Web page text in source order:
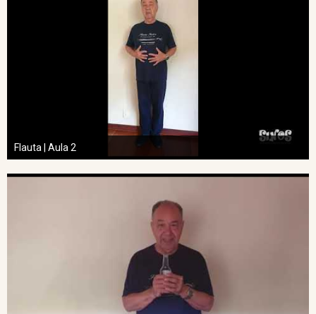
Flauta | Aula 2